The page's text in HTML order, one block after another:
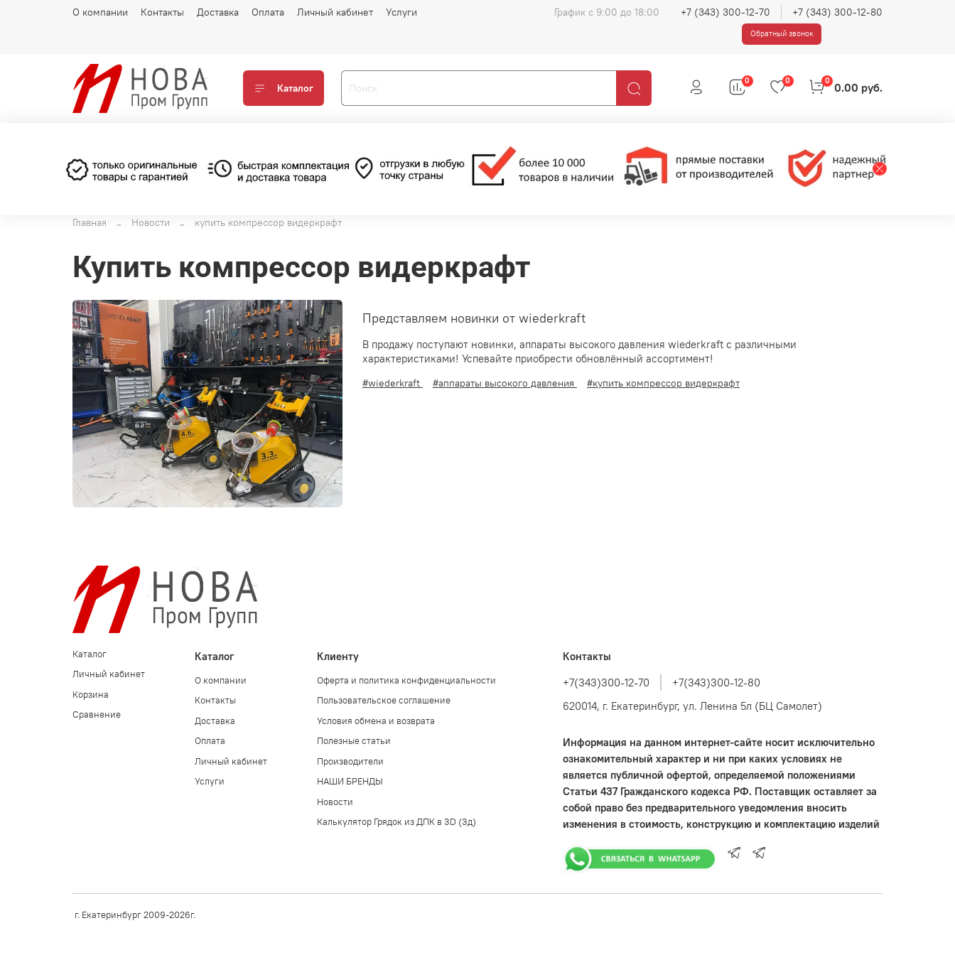
О компании Контакты Доставка Оплата Личный кабинет Услуги График с 9:00 до 18:00 +7 (343) 300-12-70 +7 (343) 300-12-80
Обратный звонок
Каталог
0 0 0 0.00 руб.
Главная Новости купить компрессор видеркрафт
купить компрессор видеркрафт
Представляем новинки от wiederkraft
В продажу поступают новинки, аппараты высокого давления wiederkraft с различными
характеристиками! Успевайте приобрести обновлённый ассортимент!
#wiederkraft #аппараты высокого давления #купить компрессор видеркрафт
Каталог
Личный кабинет
Корзина
Сравнение
Каталог
О компании
Контакты
Доставка
Оплата
Личный кабинет
Услуги
Клиенту
Оферта и политика конфиденциальности
Пользовательское соглашение
Условия обмена и возврата
Полезные статьи
Производители
НАШИ БРЕНДЫ
Новости
Калькулятор Грядок из ДПК в 3D (3д)
Контакты
+7(343)300-12-70
+7(343)300-12-80
620014, г. Екатеринбург, ул. Ленина 5л (БЦ Самолет)
Информация на данном интернет-сайте носит исключительно
ознакомительный характер и ни при каких условиях не
является публичной офертой, определяемой положениями
Статьи 437 Гражданского кодекса РФ. Поставщик оставляет за
собой право без предварительного уведомления вносить
изменения в стоимость, конструкцию и комплектацию изделий
г. Екатеринбург 2009-2026г.